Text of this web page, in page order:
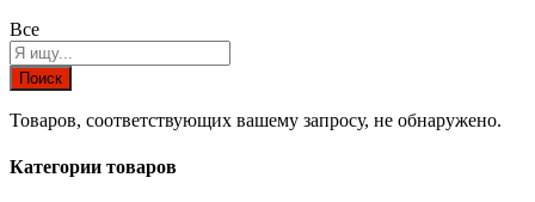
Все
Поиск
Товаров, соответствующих вашему запросу, не обнаружено.
Категории товаров